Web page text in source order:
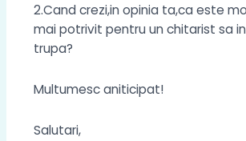
2.Cand crezi,in opinia ta,ca este
mai potrivit pentru un chitarist sa
trupa?
Multumesc aniticipat!
Salutari,